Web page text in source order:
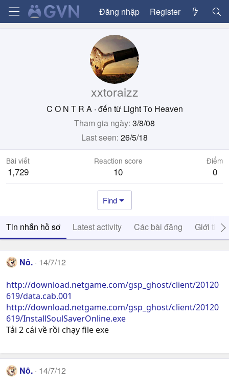
Đăng nhập Register
xxtoraizz
C O N T R A · đến từ Light To Heaven
Tham gia ngày 3/8/08
Last seen 26/5/18
Bài viết
1,729
Reaction score
10
Điểm
0
Find
Tin nhắn hồ sơ Latest activity Các bài đăng Giới thiệu
Nô. 14/7/12
http://download.netgame.com/gsp_ghost/client/20120
619/data.cab.001
http://download.netgame.com/gsp_ghost/client/20120
619/InstallSoulSaverOnline.exe
Tải 2 cái về rồi chạy file exe
Nô. 14/7/12